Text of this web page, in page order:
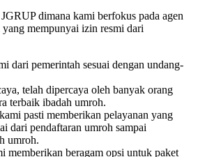
dimana kami berfokus pada agen
mempunyai izin resmi dari
dari pemerintah sesuai dengan undang-
telah dipercaya oleh banyak orang
terbaik ibadah umroh.
pasti memberikan pelayanan yang
dari pendaftaran umroh sampai
umroh.
memberikan beragam opsi untuk paket